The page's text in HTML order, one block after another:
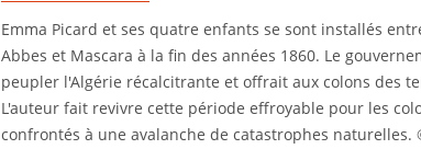
Emma Picard et ses quatre enfants se sont installés
Abbes et Mascara à la fin des années 1860. Le
peupler l'Algérie récalcitrante et offrait aux colons des
L'auteur fait revivre cette période effroyable pour les
confrontés à une avalanche de catastrophes naturelles.